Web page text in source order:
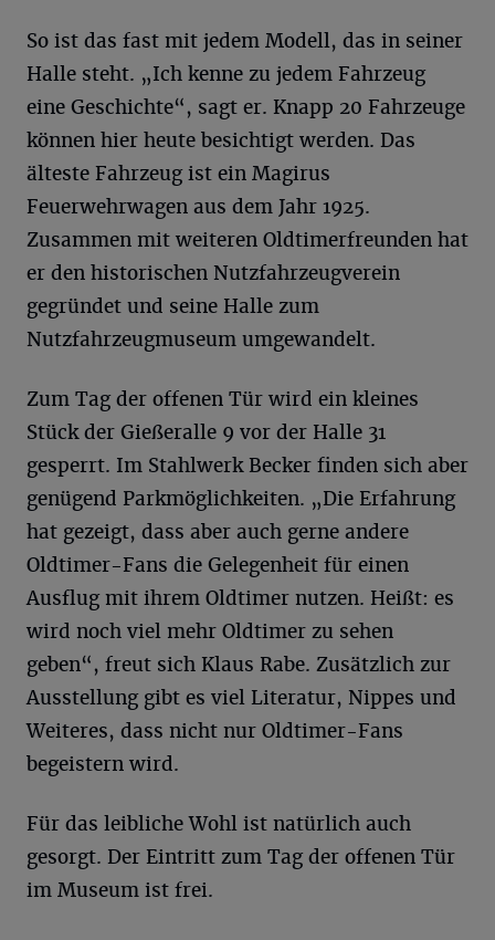
So ist das fast mit jedem Modell, das in seiner
Halle steht. „Ich kenne zu jedem Fahrzeug
eine Geschichte“, sagt er. Knapp 20 Fahrzeuge
können hier heute besichtigt werden. Das
älteste Fahrzeug ist ein Magirus
Feuerwehrwagen aus dem Jahr 1925.
Zusammen mit weiteren Oldtimerfreunden hat
er den historischen Nutzfahrzeugverein
gegründet und seine Halle zum
Nutzfahrzeugmuseum umgewandelt.
Zum Tag der offenen Tür wird ein kleines
Stück der Gießeralle 9 vor der Halle 31
gesperrt. Im Stahlwerk Becker finden sich aber
genügend Parkmöglichkeiten. „Die Erfahrung
hat gezeigt, dass aber auch gerne andere
Oldtimer-Fans die Gelegenheit für einen
Ausflug mit ihrem Oldtimer nutzen. Heißt: es
wird noch viel mehr Oldtimer zu sehen
geben“, freut sich Klaus Rabe. Zusätzlich zur
Ausstellung gibt es viel Literatur, Nippes und
Weiteres, dass nicht nur Oldtimer-Fans
begeistern wird.
Für das leibliche Wohl ist natürlich auch
gesorgt. Der Eintritt zum Tag der offenen Tür
im Museum ist frei.